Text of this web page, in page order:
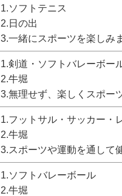
1.ソフトテニス
2.日の出
3.一緒にスポーツを楽しみ
1.剣道・ソフトバレーボー
2.牛堀
3.無理せず、楽しくスポー
1.フットサル・サッカー・
2.牛堀
3.スポーツや運動を通して
1.ソフトバレーボール
2.牛堀